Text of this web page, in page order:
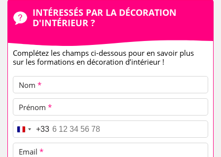
INTÉRESSÉS PAR LA DÉCORATION
D'INTÉRIEUR ?
Complétez les champs ci-dessous pour en savoir plus
sur les formations en décoration d’intérieur !
Nom *
Prénom *
Téléphone *
+33
Email *